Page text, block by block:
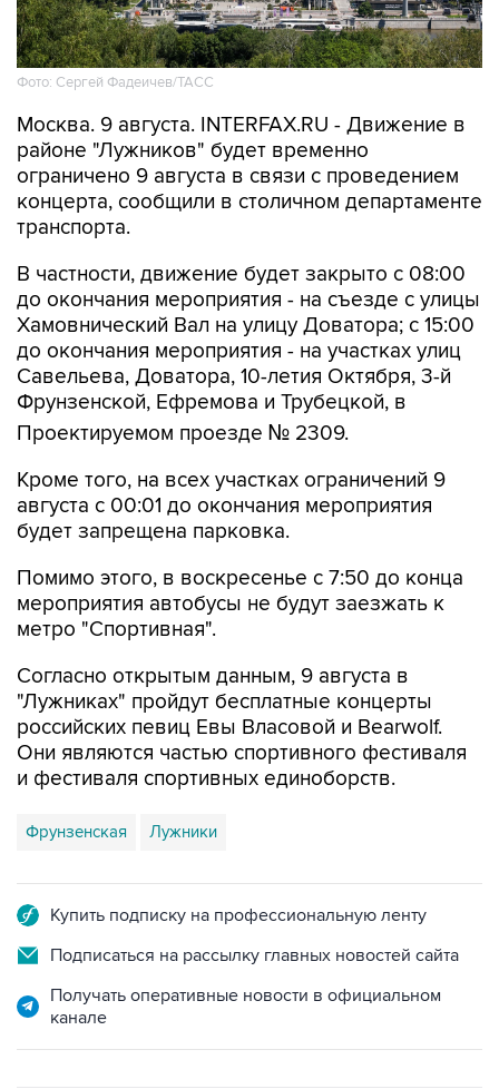
Фото: Сергей Фадеичев/ТАСС
Москва. 9 августа. INTERFAX.RU - Движение в
районе "Лужников" будет временно
ограничено 9 августа в связи с проведением
концерта, сообщили в столичном департаменте
транспорта.
В частности, движение будет закрыто с 08:00
до окончания мероприятия - на съезде с улицы
Хамовнический Вал на улицу Доватора; с 15:00
до окончания мероприятия - на участках улиц
Савельева, Доватора, 10-летия Октября, 3-й
Фрунзенской, Ефремова и Трубецкой, в
Проектируемом проезде № 2309.
Кроме того, на всех участках ограничений 9
августа с 00:01 до окончания мероприятия
будет запрещена парковка.
Помимо этого, в воскресенье с 7:50 до конца
мероприятия автобусы не будут заезжать к
метро "Спортивная".
Согласно открытым данным, 9 августа в
"Лужниках" пройдут бесплатные концерты
российских певиц Евы Власовой и Bearwolf.
Они являются частью спортивного фестиваля
и фестиваля спортивных единоборств.
Фрунзенская Лужники
Купить подписку на профессиональную ленту
Подписаться на рассылку главных новостей сайта
Получать оперативные новости в официальном
канале